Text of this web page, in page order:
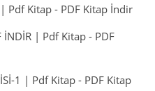
| Pdf Kitap - PDF Kitap İndir
İNDİR | Pdf Kitap - PDF
1 | Pdf Kitap - PDF Kitap